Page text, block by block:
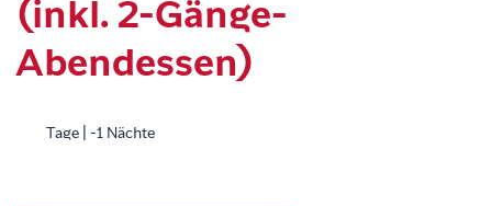
(inkl. 2-Gänge-
Abendessen)
Tage | -1 Nächte